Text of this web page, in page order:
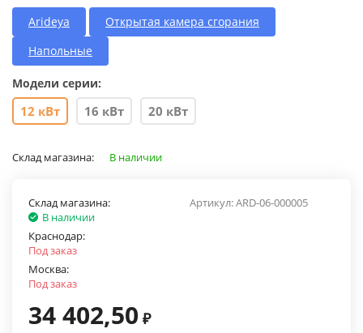
Arideya
Открытая камера сгорания
Напольные
Модели серии:
12 кВт 16 кВт 20 кВт
Склад магазина: В наличии
Артикул:ARD-06-000005
Склад магазина:
В наличии
Краснодар:
Под заказ
Москва:
Под заказ
34 402,50 ₽